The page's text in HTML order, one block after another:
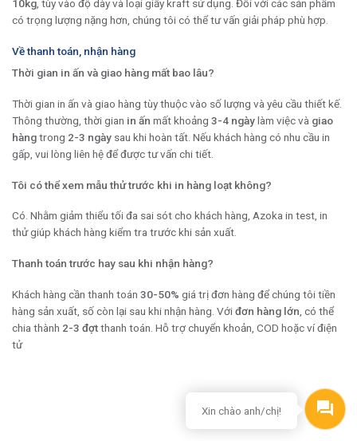
10kg , tùy vào độ dày và loại giấy kraft sử dụng. Đối với các sản phẩm
có trọng lượng nặng hơn, chúng tôi có thể tư vấn giải pháp phù hợp.
Về thanh toán, nhận hàng
Thời gian in ấn và giao hàng mất bao lâu?
Thời gian in ấn và giao hàng tùy thuộc vào số lượng và yêu cầu thiết kế.
Thông thường, thời gian in ấn mất khoảng 3-4 ngàylàm việc và giao
hàngtrong 2-3 ngày sau khi hoàn tất. Nếu khách hàng có nhu cầu in
gấp, vui lòng liên hệ để được tư vấn chi tiết.
Tôi có thể xem mẫu thử trước khi in hàng loạt không?
Có. Nhằm giảm thiểu tối đa sai sót cho khách hàng, Azoka in test, in
thử giúp khách hàng kiểm tra trước khi sản xuất.
Thanh toán trước hay sau khi nhận hàng?
Khách hàng cần thanh toán 30-50% giá trị đơn hàng để chúng tôi tiền
hàng sản xuất, số còn lại sau khi nhận hàng. Vớiđơn hàng lớn , có thể
chia thành 2-3 đợtthanh toán. Hỗ trợ chuyển khoản, COD hoặc ví điện
tử